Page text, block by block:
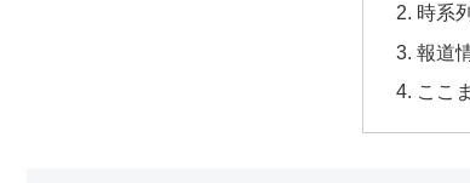
時系列
報道
ここ